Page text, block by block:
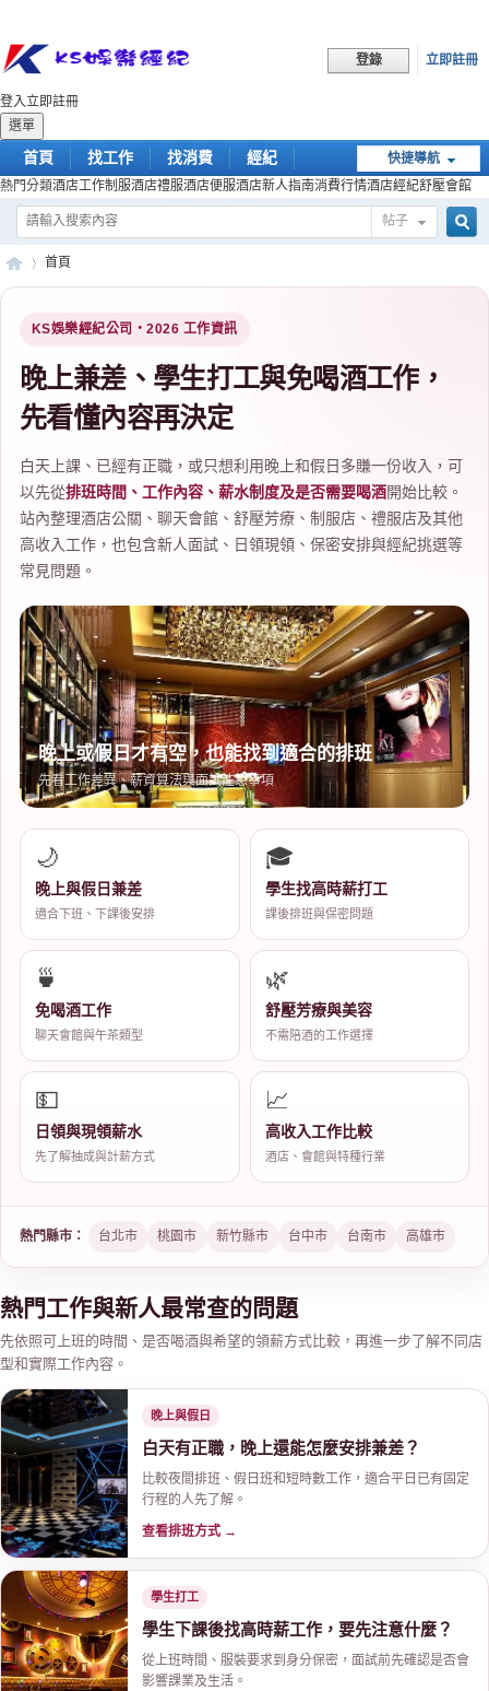
登錄 立即註冊
登入立即註冊
選單
快捷導航
首頁 找工作 找消費
經紀
幹部
熱門分類酒店工作制服酒店禮服酒店便服酒店新人指南消費行情酒店經紀舒壓會館
帖子
公
司
首頁
KS娛樂經紀公司・2026 工作資訊
晚上兼差、學生打工與免喝酒工作，
先看懂內容再決定
白天上課、已經有正職，或只想利用晚上和假日多賺一份收入，可
以先從排班時間、工作內容、薪水制度及是否需要喝酒開始比較。
站內整理酒店公關、聊天會館、舒壓芳療、制服店、禮服店及其他
高收入工作，也包含新人面試、日領現領、保密安排與經紀挑選等
常見問題。
晚上或假日才有空，也能找到適合的排班
先看工作差異、薪資算法與面試注意事項
🌙
晚上與假日兼差
適合下班、下課後安排
🎓
學生找高時薪打工
課後排班與保密問題
🍵
免喝酒工作
聊天會館與午茶類型
🌿
舒壓芳療與美容
不需陪酒的工作選擇
💵
日領與現領薪水
先了解抽成與計薪方式
📈
高收入工作比較
酒店、會館與特種行業
熱門縣市： 台北市 桃園市 新竹縣市 台中市 台南市 高雄市
熱門工作與新人最常查的問題
先依照可上班的時間、是否喝酒與希望的領薪方式比較，再進一步了解不同店
型和實際工作內容。
晚上與假日
白天有正職，晚上還能怎麼安排兼差？
比較夜間排班、假日班和短時數工作，適合平日已有固定
行程的人先了解。
查看排班方式 →
學生打工
學生下課後找高時薪工作，要先注意什麼？
從上班時間、服裝要求到身分保密，面試前先確認是否會
影響課業及生活。